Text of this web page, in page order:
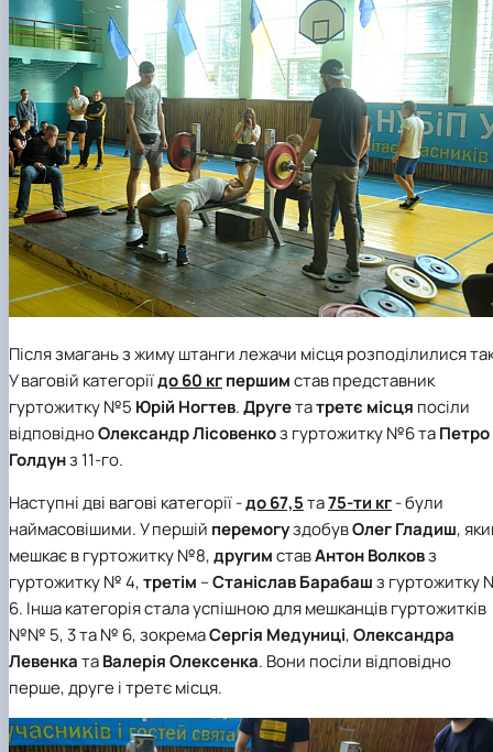
Після змагань з жиму штанги лежачи місця розподілилися
У ваговій категоріїдо 60 кгпершимстав представник
гуртожитку №5 Юрій Ногтев.Другетатретє місця посіли
відповідноОлександр Лісовенкоз гуртожитку №6таПетро
Голдунз 11-го.
Наступні дві вагові категорії -до 67,5та75-ти кг- були
наймасовішими. У першій перемогуздобувОлег Гладиш,
мешкає вгуртожитку №8,другимставАнтон Волковз
гуртожитку № 4,третім –Станіслав Барабашз гуртожитку
6. Інша категорія стала успішною для мешканцівгуртожитків
№№ 5, 3та№ 6, зокремаСергія Медуниці,Олександра
ЛевенкатаВалерія Олексенка. Вони посіли відповідно
перше, друге і третє місця.